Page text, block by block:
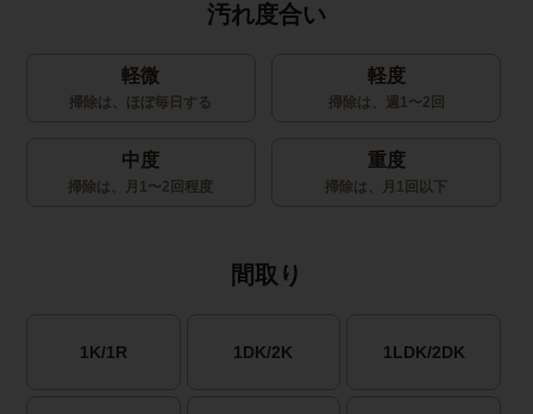
汚れ度合い
軽微
掃除は、ほぼ毎日する
軽度
掃除は、週1〜2回
中度
掃除は、月1〜2回程度
重度
掃除は、月1回以下
間取り
1K/1R 1DK/2K 1LDK/2DK